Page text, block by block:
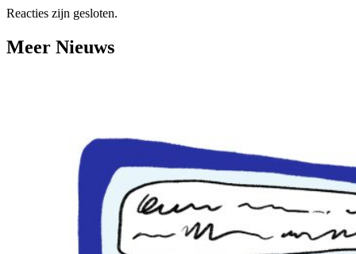
Reacties zijn gesloten.
Meer Nieuws